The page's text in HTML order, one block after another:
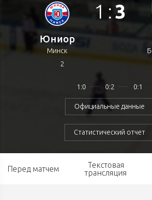
Юниор
Минск
2
1 : 3
1:0 0:2 0:1
Официальные данные
Статистический отчет
Перед матчем
Текстовая
трансляция